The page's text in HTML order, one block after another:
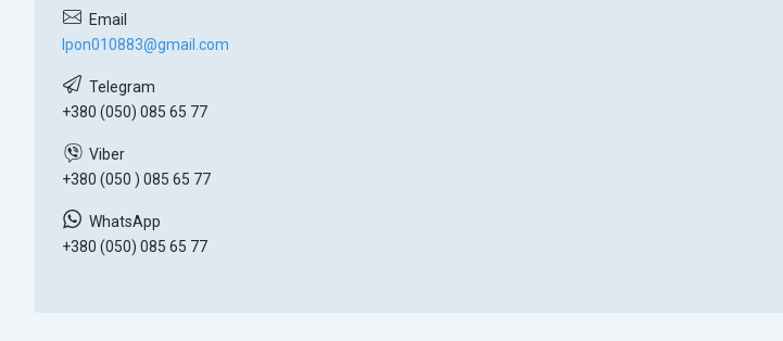
lpon010883@gmail.com
+380 (050) 085 65 77
+380 (050 ) 085 65 77
+380 (050) 085 65 77